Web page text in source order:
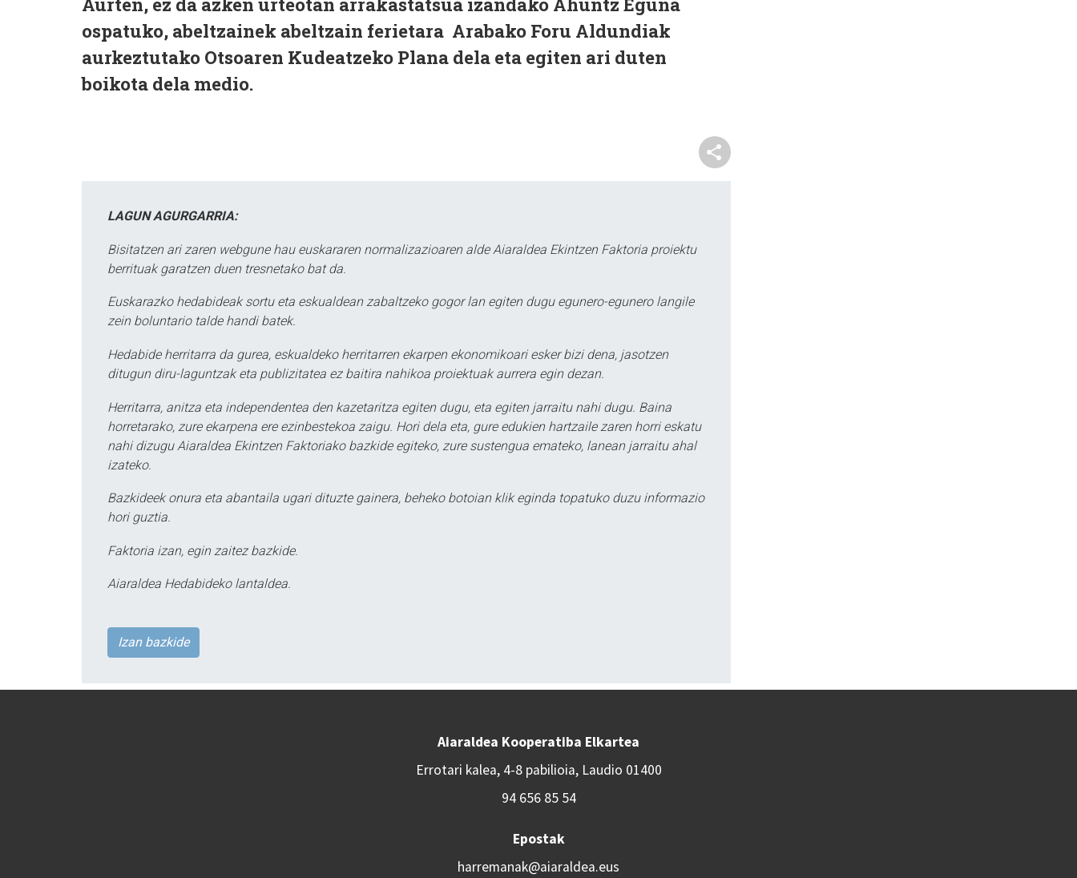
ospatuko, abeltzainek abeltzain ferietara Arabako Foru Aldundiak
aurkeztutako Otsoaren Kudeatzeko Plana dela eta egiten ari duten
boikota dela medio.
LAGUN AGURGARRIA:
Bisitatzen ari zaren webgune hau euskararen normalizazioaren alde Aiaraldea Ekintzen Faktoria proiektu
berrituak garatzen duen tresnetako bat da.
Euskarazko hedabideak sortu eta eskualdean zabaltzeko gogor lan egiten dugu egunero-egunero langile
zein boluntario talde handi batek.
Hedabide herritarra da gurea, eskualdeko herritarren ekarpen ekonomikoari esker bizi dena, jasotzen
ditugun diru-laguntzak eta publizitatea ez baitira nahikoa proiektuak aurrera egin dezan.
Herritarra, anitza eta independentea den kazetaritza egiten dugu, eta egiten jarraitu nahi dugu. Baina
horretarako, zure ekarpena ere ezinbestekoa zaigu. Hori dela eta, gure edukien hartzaile zaren horri eskatu
nahi dizugu Aiaraldea Ekintzen Faktoriako bazkide egiteko, zure sustengua emateko, lanean jarraitu ahal
izateko.
Bazkideek onura eta abantaila ugari dituzte gainera, beheko botoian klik eginda topatuko duzu informazio
hori guztia.
Faktoria izan, egin zaitez bazkide.
Aiaraldea Hedabideko lantaldea.
Izan bazkide
Aiaraldea Kooperatiba Elkartea
Errotari kalea, 4-8 pabilioia, Laudio 01400
94 656 85 54
Epostak
harremanak@aiaraldea.eus